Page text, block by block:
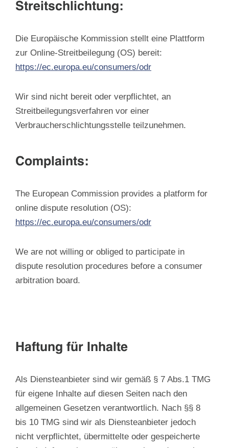
Streitschlichtung:
Die Europäische Kommission stellt eine Plattform
zur Online-Streitbeilegung (OS) bereit:
https://ec.europa.eu/consumers/odr
Wir sind nicht bereit oder verpflichtet, an
Streitbeilegungsverfahren vor einer
Verbraucherschlichtungsstelle teilzunehmen.
Complaints:
The European Commission provides a platform for
online dispute resolution (OS):
https://ec.europa.eu/consumers/odr
We are not willing or obliged to participate in
dispute resolution procedures before a consumer
arbitration board.
Haftung für Inhalte
Als Diensteanbieter sind wir gemäß § 7 Abs.1 TMG
für eigene Inhalte auf diesen Seiten nach den
allgemeinen Gesetzen verantwortlich. Nach §§ 8
bis 10 TMG sind wir als Diensteanbieter jedoch
nicht verpflichtet, übermittelte oder gespeicherte